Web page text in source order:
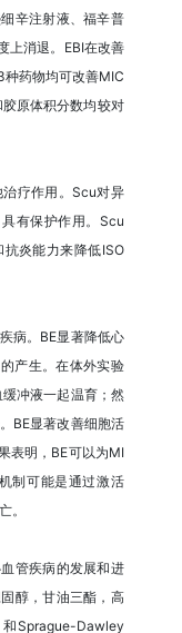
辛注射液、福辛普
上消退。EBI在改善
药物均可改善MIC
原体积分数均较对
疗作用。Scu对异
有保护作用。Scu
炎能力来降低ISO
病。BE显著降低心
产生。在体外实验
冲液一起温育；然
BE显著改善细胞活
表明，BE可以为MI
制可能是通过激活
。
管疾病的发展和进
醇，甘油三酯，高
和Sprague-Dawley